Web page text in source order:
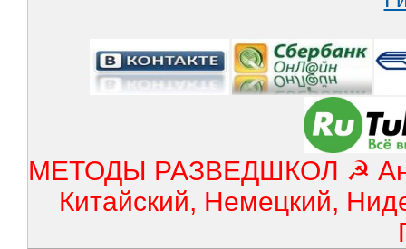
МЕТОДЫ РАЗВЕДШКОЛ ☭
Китайский, Немецкий,